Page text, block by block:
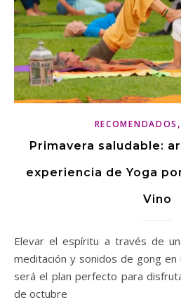
RECOMENDADOS
Primavera saludable:
experiencia de Yoga
Vino
Elevar el espíritu a través de una práctica de yoga, con
meditación y sonidos de gong en
será el plan perfecto para
de octubre